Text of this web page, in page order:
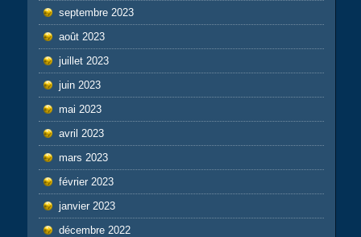
septembre 2023
août 2023
juillet 2023
juin 2023
mai 2023
avril 2023
mars 2023
février 2023
janvier 2023
décembre 2022